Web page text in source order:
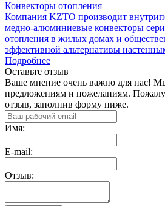
Конвекторы отопления
Компания KZTO производит
медно-алюминиевые конвекторы
отопления в жилых домах и
эффективной альтернативы
Подробнее
Оставьте отзыв
Ваше мнение очень важно для нас!
предложениям и пожеланиям.
отзыв, заполнив форму ниже.
Имя:
E-mail:
Отзыв: